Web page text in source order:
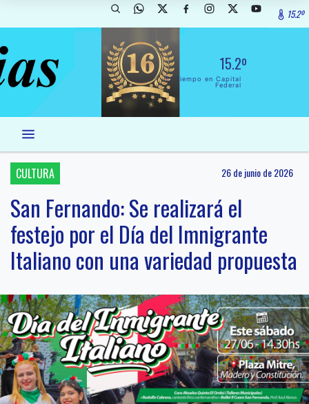
15.2º
15.2º
El Tiempo en Capital
Federal
CULTURA 26 de junio de 2026
San Fernando: Se realizará el
festejo por el Día del Imnigrante
Italiano con una variedad propuesta